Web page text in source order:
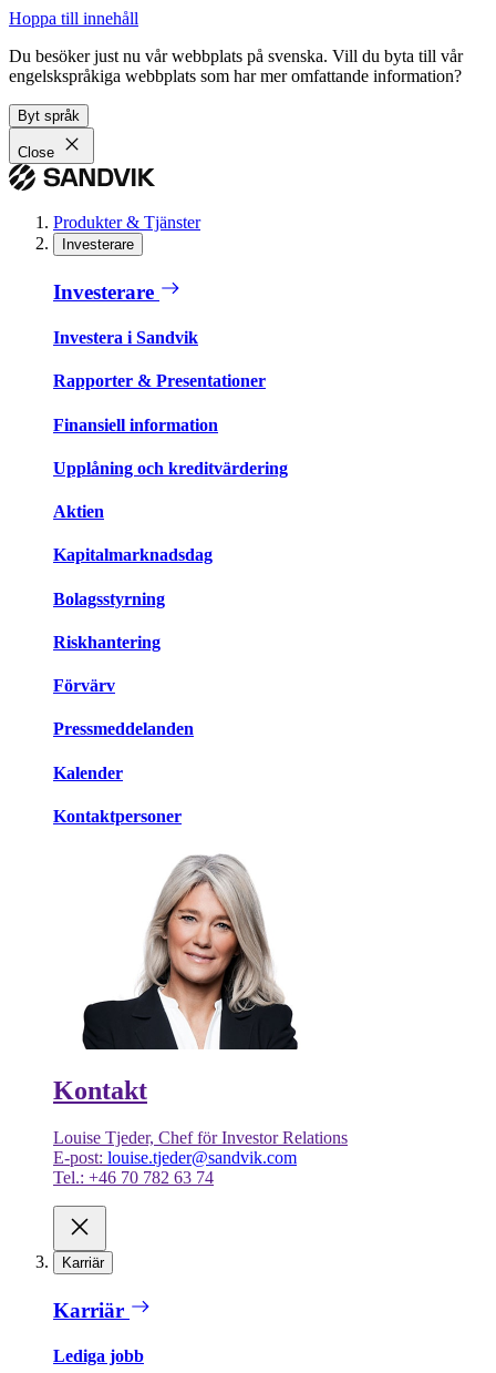
Hoppa till innehåll
Du besöker just nu vår webbplats på svenska. Vill du byta till vår
engelskspråkiga webbplats som har mer omfattande information?
Byt språk
Close
Produkter & Tjänster
Investerare
Investerare
Investera i Sandvik
Rapporter & Presentationer
Finansiell information
Upplåning och kreditvärdering
Aktien
Kapitalmarknadsdag
Bolagsstyrning
Riskhantering
Förvärv
Pressmeddelanden
Kalender
Kontaktpersoner
Kontakt
Louise Tjeder, Chef för Investor Relations
E-post: louise.tjeder@sandvik.com
Tel.: +46 70 782 63 74
Karriär
Karriär
Lediga jobb